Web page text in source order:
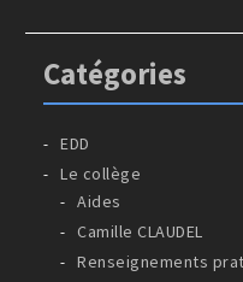
Catégories
EDD
Le collège
Aides
Camille CLAUDEL
Renseignements